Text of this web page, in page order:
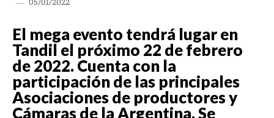
El mega evento tendrá lugar en
Tandil el próximo 22 de febrero
de 2022. Cuenta con la
participación de las principales
Asociaciones de productores y
Cámaras de la Argentina. Se